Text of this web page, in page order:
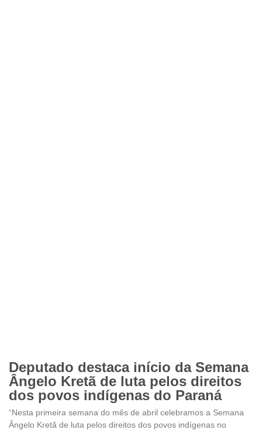
Deputado destaca início da Semana
Ângelo Kretã de luta pelos direitos
dos povos indígenas do Paraná
“Nesta primeira semana do mês de abril celebramos a Semana
Ângelo Kretã de luta pelos direitos dos povos indígenas no